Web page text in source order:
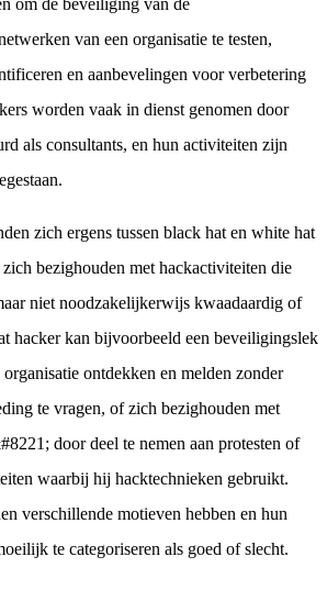
van een organisatie te testen,
en aanbevelingen voor verbetering
worden vaak in dienst genomen door
als consultants, en hun activiteiten zijn
zich ergens tussen black hat en white hat
bezighouden met hackactiviteiten die
niet noodzakelijkerwijs kwaadaardig of
hacker kan bijvoorbeeld een beveiligingslek
ontdekken en melden zonder
te vragen, of zich bezighouden met
door deel te nemen aan protesten of
waarbij hij hacktechnieken gebruikt.
verschillende motieven hebben en hun
te categoriseren als goed of slecht.